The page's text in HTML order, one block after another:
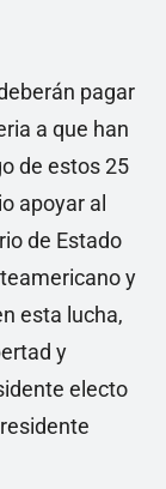
pagar
a que han
de estos 25
apoyar al
de Estado
y
esta lucha,
y
electo